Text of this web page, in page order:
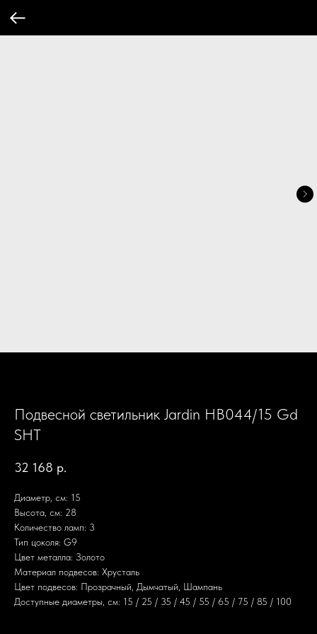
Подвесной светильник Jardin HB044/15 Gd
SHT
32 168 р.
Диаметр, см: 15
Высота, см: 28
Количество ламп: 3
Тип цоколя: G9
Цвет металла: Золото
Материал подвесов: Хрусталь
Цвет подвесов: Прозрачный, Дымчатый, Шампань
Доступные диаметры, см: 15 / 25 / 35 / 45 / 55 / 65 / 75 / 85 / 100